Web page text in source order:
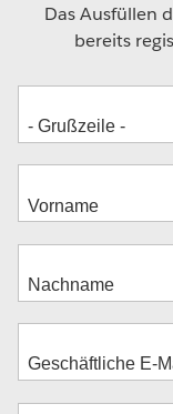
Das Ausfüllen
bereits